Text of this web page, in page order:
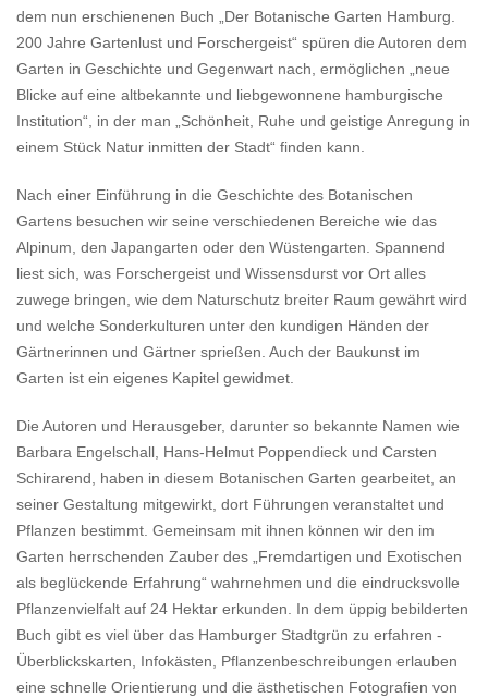
dem nun erschienenen Buch „Der Botanische Garten Hamburg.
200 Jahre Gartenlust und Forschergeist“ spüren die Autoren dem
Garten in Geschichte und Gegenwart nach, ermöglichen „neue
Blicke auf eine altbekannte und liebgewonnene hamburgische
Institution“, in der man „Schönheit, Ruhe und geistige Anregung in
einem Stück Natur inmitten der Stadt“ finden kann.
Nach einer Einführung in die Geschichte des Botanischen
Gartens besuchen wir seine verschiedenen Bereiche wie das
Alpinum, den Japangarten oder den Wüstengarten. Spannend
liest sich, was Forschergeist und Wissensdurst vor Ort alles
zuwege bringen, wie dem Naturschutz breiter Raum gewährt wird
und welche Sonderkulturen unter den kundigen Händen der
Gärtnerinnen und Gärtner sprießen. Auch der Baukunst im
Garten ist ein eigenes Kapitel gewidmet.
Die Autoren und Herausgeber, darunter so bekannte Namen wie
Barbara Engelschall, Hans-Helmut Poppendieck und Carsten
Schirarend, haben in diesem Botanischen Garten gearbeitet, an
seiner Gestaltung mitgewirkt, dort Führungen veranstaltet und
Pflanzen bestimmt. Gemeinsam mit ihnen können wir den im
Garten herrschenden Zauber des „Fremdartigen und Exotischen
als beglückende Erfahrung“ wahrnehmen und die eindrucksvolle
Pflanzenvielfalt auf 24 Hektar erkunden. In dem üppig bebilderten
Buch gibt es viel über das Hamburger Stadtgrün zu erfahren -
Überblickskarten, Infokästen, Pflanzenbeschreibungen erlauben
eine schnelle Orientierung und die ästhetischen Fotografien von